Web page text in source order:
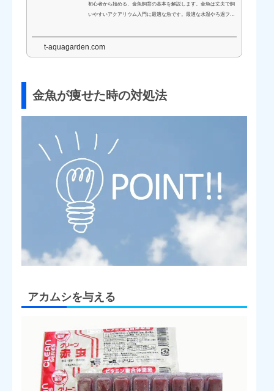
初心者から始める、金魚飼育の基本を解説します。金魚は丈夫で飼
いやすいアクアリウム入門に最適な魚です。最適な水温やろ過フィ
t-aquagarden.com
金魚が痩せた時の対処法
アカムシを与える